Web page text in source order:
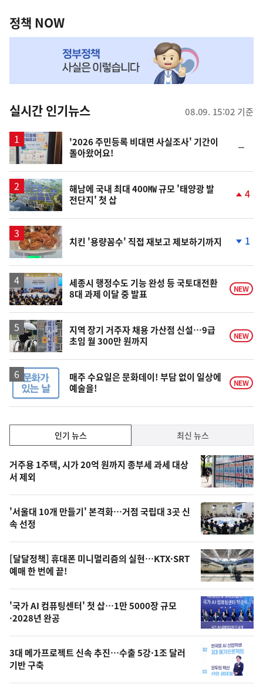
책
NOW,
뉴
스
정책 NOW
실시간 인기뉴스 08.09. 15:02 기준
'2026 주민등록 비대면 사실조사' 기간이
돌아왔어요!
일
해남에 국내 최대 400㎿ 규모 '태양광 발
전단지' 첫 삽
상
4
치킨 '용량꼼수' 직접 재보고 제보하기까지
하
락
1
세종시 행정수도 기능 완성 등 국토대전환
8대 과제 이달 중 발표
NEW
지역 장기 거주자 채용 가산점 신설…9급
초임 월 300만 원까지
NEW
매주 수요일은 문화데이! 부담 없이 일상에
예술을!
NEW
기,
최
신,
오
늘
의
영
상
오
의
사
진
인기 뉴스 최신 뉴스
기
뉴
스
거주용 1주택, 시가 20억 원까지 종부세 과세 대상
서 제외
'서울대 10개 만들기' 본격화…거점 국립대 3곳 신
속 선정
[달달정책] 휴대폰 미니멀리즘의 실현…KTX·SRT
예매 한 번에 끝!
'국가 AI 컴퓨팅센터' 첫 삽…1만 5000장 규모
·2028년 완공
3대 메가프로젝트 신속 추진…수출 5강·1조 달러
기반 구축